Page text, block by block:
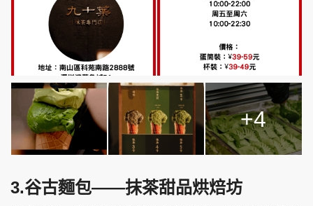
+4
3.谷古麵包——抹茶甜品烘焙坊